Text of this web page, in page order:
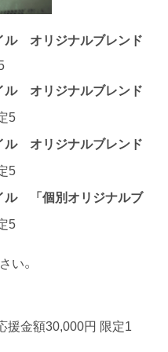
ル オリジナルブレンド
ル オリジナルブレンド
5
ル オリジナルブレンド
5
ル 「 個別オリジナルブ
5
い。
援金額30,000円 限定1